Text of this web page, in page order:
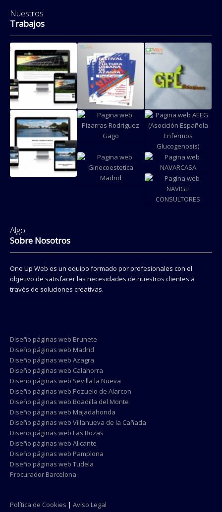
Nuestros
Trabajos
Pagina web
Climaelec
Zaragoza
Cartel
publicitario
Festival
Cultura
Urbana
Azagra
Logotipo
Green For
Life
Pagina web
Pizarras
Rodriguez
Gago
Pagina web
AEEG
Pagina web
NAVARCASA
Algo
Sobre Nosotros
One Up Web es un equipo formado por profesionales con el
objetivo de satisfacer las necesidades de nuestros clientes a
través de soluciones creativas.
Diseño páginas web Brunete
Diseño páginas web Madrid
Diseño páginas web Azagra
Diseño páginas web Calahorra
Diseño páginas web Sevilla la Nueva
Diseño páginas web Pozuelo de Alarcon
Diseño páginas web Boadilla del Monte
Diseño páginas web Majadahonda
Diseño páginas web Villanueva de la Cañada
Diseño páginas web Las Rozas
Diseño páginas web Alicante
Diseño páginas web Pamplona
Diseño páginas web Tudela
Procurador Barcelona
Política de Cookies | Aviso Legal